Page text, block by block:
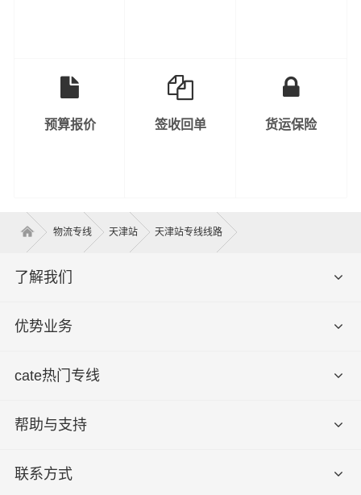
预算报价 签收回单 货运保险
物流专线 天津站 天津站专线线路
了解我们
优势业务
cate热门专线
帮助与支持
联系方式